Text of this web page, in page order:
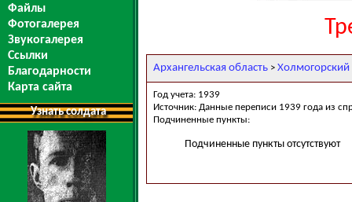
Файлы
Фотогалерея
Звукогалерея
Ссылки
Благодарности
Карта сайта
Узнать солдата
Архангельская область > Холмогорский
Год учета: 1939
Источник: Данные переписи 1939 года из
Подчиненные пункты:
Подчиненные пункты отсутствуют